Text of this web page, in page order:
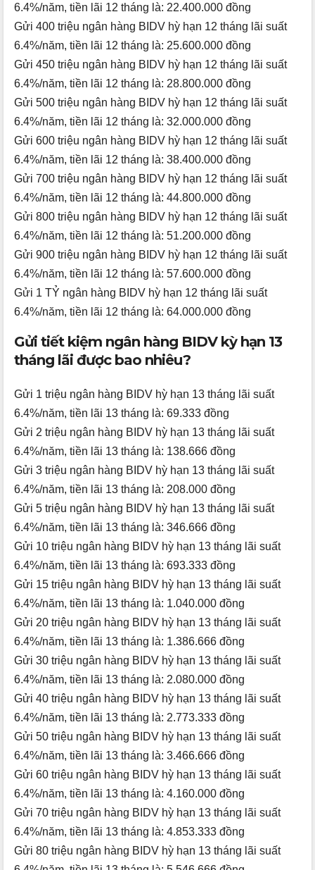
6.4%/năm, tiền lãi 12 tháng là: 22.400.000 đồng
Gửi 400 triệu ngân hàng BIDV hỳ hạn 12 tháng lãi suất
6.4%/năm, tiền lãi 12 tháng là: 25.600.000 đồng
Gửi 450 triệu ngân hàng BIDV hỳ hạn 12 tháng lãi suất
6.4%/năm, tiền lãi 12 tháng là: 28.800.000 đồng
Gửi 500 triệu ngân hàng BIDV hỳ hạn 12 tháng lãi suất
6.4%/năm, tiền lãi 12 tháng là: 32.000.000 đồng
Gửi 600 triệu ngân hàng BIDV hỳ hạn 12 tháng lãi suất
6.4%/năm, tiền lãi 12 tháng là: 38.400.000 đồng
Gửi 700 triệu ngân hàng BIDV hỳ hạn 12 tháng lãi suất
6.4%/năm, tiền lãi 12 tháng là: 44.800.000 đồng
Gửi 800 triệu ngân hàng BIDV hỳ hạn 12 tháng lãi suất
6.4%/năm, tiền lãi 12 tháng là: 51.200.000 đồng
Gửi 900 triệu ngân hàng BIDV hỳ hạn 12 tháng lãi suất
6.4%/năm, tiền lãi 12 tháng là: 57.600.000 đồng
Gửi 1 TỶ ngân hàng BIDV hỳ hạn 12 tháng lãi suất
6.4%/năm, tiền lãi 12 tháng là: 64.000.000 đồng
Gửi tiết kiệm ngân hàng BIDV kỳ hạn 13
tháng lãi được bao nhiêu?
Gửi 1 triệu ngân hàng BIDV hỳ hạn 13 tháng lãi suất
6.4%/năm, tiền lãi 13 tháng là: 69.333 đồng
Gửi 2 triệu ngân hàng BIDV hỳ hạn 13 tháng lãi suất
6.4%/năm, tiền lãi 13 tháng là: 138.666 đồng
Gửi 3 triệu ngân hàng BIDV hỳ hạn 13 tháng lãi suất
6.4%/năm, tiền lãi 13 tháng là: 208.000 đồng
Gửi 5 triệu ngân hàng BIDV hỳ hạn 13 tháng lãi suất
6.4%/năm, tiền lãi 13 tháng là: 346.666 đồng
Gửi 10 triệu ngân hàng BIDV hỳ hạn 13 tháng lãi suất
6.4%/năm, tiền lãi 13 tháng là: 693.333 đồng
Gửi 15 triệu ngân hàng BIDV hỳ hạn 13 tháng lãi suất
6.4%/năm, tiền lãi 13 tháng là: 1.040.000 đồng
Gửi 20 triệu ngân hàng BIDV hỳ hạn 13 tháng lãi suất
6.4%/năm, tiền lãi 13 tháng là: 1.386.666 đồng
Gửi 30 triệu ngân hàng BIDV hỳ hạn 13 tháng lãi suất
6.4%/năm, tiền lãi 13 tháng là: 2.080.000 đồng
Gửi 40 triệu ngân hàng BIDV hỳ hạn 13 tháng lãi suất
6.4%/năm, tiền lãi 13 tháng là: 2.773.333 đồng
Gửi 50 triệu ngân hàng BIDV hỳ hạn 13 tháng lãi suất
6.4%/năm, tiền lãi 13 tháng là: 3.466.666 đồng
Gửi 60 triệu ngân hàng BIDV hỳ hạn 13 tháng lãi suất
6.4%/năm, tiền lãi 13 tháng là: 4.160.000 đồng
Gửi 70 triệu ngân hàng BIDV hỳ hạn 13 tháng lãi suất
6.4%/năm, tiền lãi 13 tháng là: 4.853.333 đồng
Gửi 80 triệu ngân hàng BIDV hỳ hạn 13 tháng lãi suất